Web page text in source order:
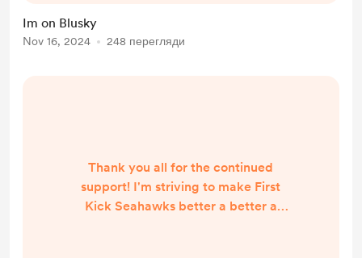
Im on Blusky
Nov 16, 2024 248 перегляди
Thank you all for the continued
support! I'm striving to make First
Kick Seahawks better a better a